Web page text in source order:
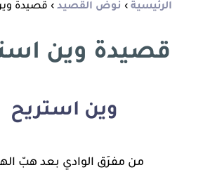
الرئيسية › نوض القصيد › قصيدة
قصيدة وين
وين استريح
من مفرَق الوادي بعد هبّ